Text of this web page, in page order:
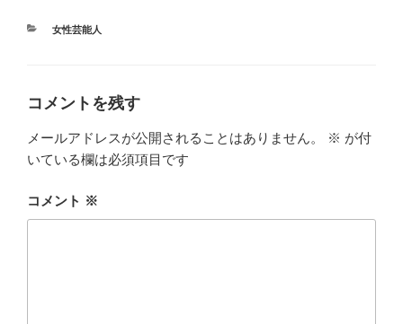
カ
女性芸能人
コメントを残す
メールアドレスが公開されることはありません。 ※ が付
いている欄は必須項目です
コメント ※